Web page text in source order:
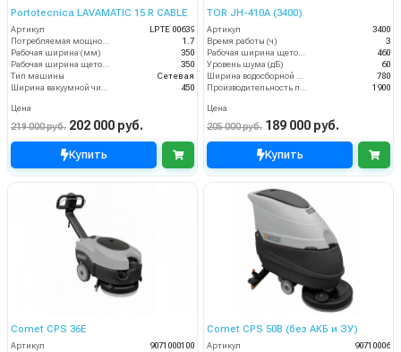
Portotecnica LAVAMATIC 15 R CABLE
Артикул
LPTE 00639
1.7
Рабочая ширина (мм)
350
350
Тип машины
Сетевая
450
Цена
219 000 руб. 202 000 руб.
Купить
TOR JH-410A (3400)
Артикул
3400
Время работы (ч)
3
460
Уровень шума (дБ)
60
780
1900
Цена
205 000 руб. 189 000 руб.
Купить
Comet CPS 36E
Артикул
9071000100
Comet CPS 50B (без АКБ и ЗУ)
Артикул
90710006